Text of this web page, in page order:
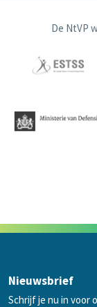
De NtVP
Nieuwsbrief
Schrijf je nu in voor